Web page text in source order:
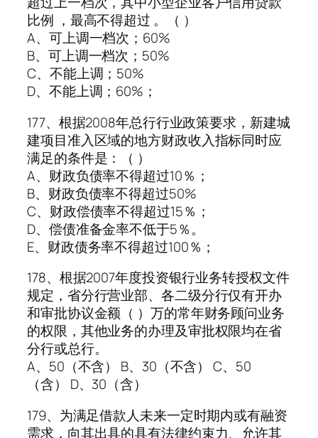
比例 ，最高不得超过 。（ ）
A、可上调一档次；60%
B、可上调一档次；50%
C、不能上调；50%
D、不能上调；60%；
177、根据2008年总行行业政策要求，新建城
建项目准入区域的地方财政收入指标同时应
满足的条件是：（ ）
A、财政负债率不得超过10％；
B、财政负债率不得超过50%
C、财政偿债率不得超过15％；
D、偿债准备金率不低于5％。
E、财政债务率不得超过100％；
178、根据2007年度投资银行业务转授权文件
规定，省分行营业部、各二级分行仅有开办
和审批协议金额（ ）万的常年财务顾问业务
的权限，其他业务的办理及审批权限均在省
分行或总行。
A、50（不含） B、30（不含） C、50
（含） D、30（含）
179、为满足借款人未来一定时期内或有融资
需求，向其出具的具有法律约束力、允许其